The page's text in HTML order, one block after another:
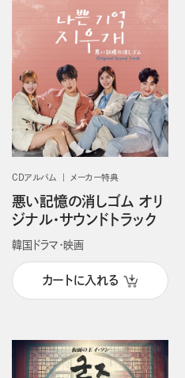
CDアルバム メーカー特典
悪い記憶の消しゴム オリ
ジナル・サウンドトラック
韓国ドラマ・映画
カートに入れる